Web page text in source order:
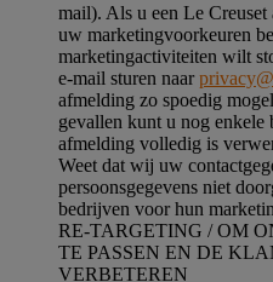
mail). Als u een Le
uw marketingvoorkeuren
marketingactiviteiten wilt
e-mail sturen naar
afmelding zo spoedig
gevallen kunt u nog enkele
afmelding volledig is
Weet dat wij uw
persoonsgegevens niet
bedrijven voor hun
RE-TARGETING / OM
TE PASSEN EN DE
VERBETEREN